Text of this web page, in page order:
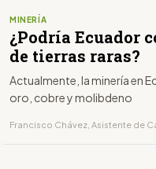
MINERÍA
¿Podría Ecuador
de tierras raras?
Actualmente, la minería en
oro, cobre y molibdeno
Francisco Chávez, Asistente de